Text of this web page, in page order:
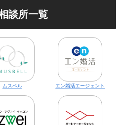
談所一覧
ムスベル エン婚活エージェント